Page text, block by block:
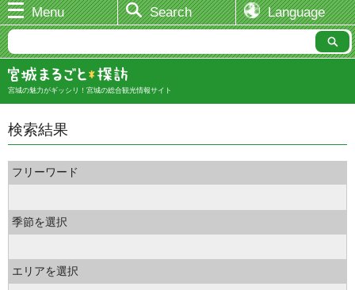
Menu Search Language
宮城の魅力がギッシリ！宮城の総合観光情報サイト
検索結果
フリーワード
季節を選択
エリアを選択